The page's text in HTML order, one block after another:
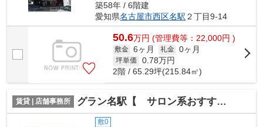
築58年 / 6階建
愛知県名古屋市西区名駅 ２丁目9-14
50.6万円 (管理費等：22,000円 )
敷金 6ヶ月 礼金 0ヶ月
坪単価 0.78万円
2階 / 65.29坪(215.84㎡)
賃貸 | 店舗事務所 グラン名駅【 サロン系おすすめ 】
敷0